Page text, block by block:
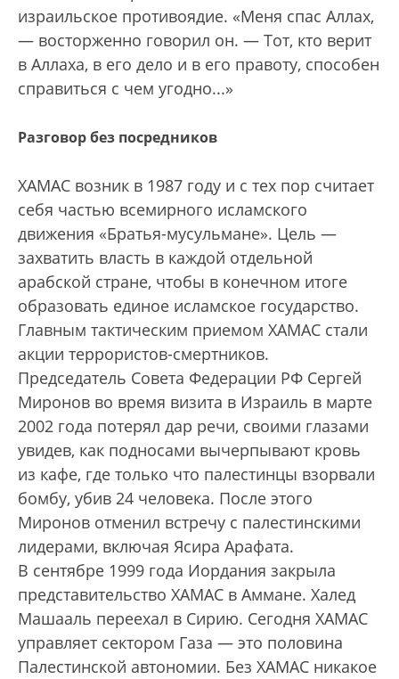
израильское противоядие. «Меня спас Аллах,
— восторженно говорил он. — Тот, кто верит
в Аллаха, в его дело и в его правоту, способен
справиться с чем угодно...»
Разговор без посредников
ХАМАС возник в 1987 году и с тех пор считает
себя частью всемирного исламского
движения «Братья-мусульмане». Цель —
захватить власть в каждой отдельной
арабской стране, чтобы в конечном итоге
образовать единое исламское государство.
Главным тактическим приемом ХАМАС стали
акции террористов-смертников.
Председатель Совета Федерации РФ Сергей
Миронов во время визита в Израиль в марте
2002 года потерял дар речи, своими глазами
увидев, как подносами вычерпывают кровь
из кафе, где только что палестинцы взорвали
бомбу, убив 24 человека. После этого
Миронов отменил встречу с палестинскими
лидерами, включая Ясира Арафата.
В сентябре 1999 года Иордания закрыла
представительство ХАМАС в Аммане. Халед
Машааль переехал в Сирию. Сегодня ХАМАС
управляет сектором Газа — это половина
Палестинской автономии. Без ХАМАС никакое